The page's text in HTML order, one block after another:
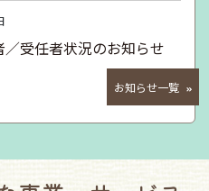
受任者状況のお知らせ
お知らせ一覧